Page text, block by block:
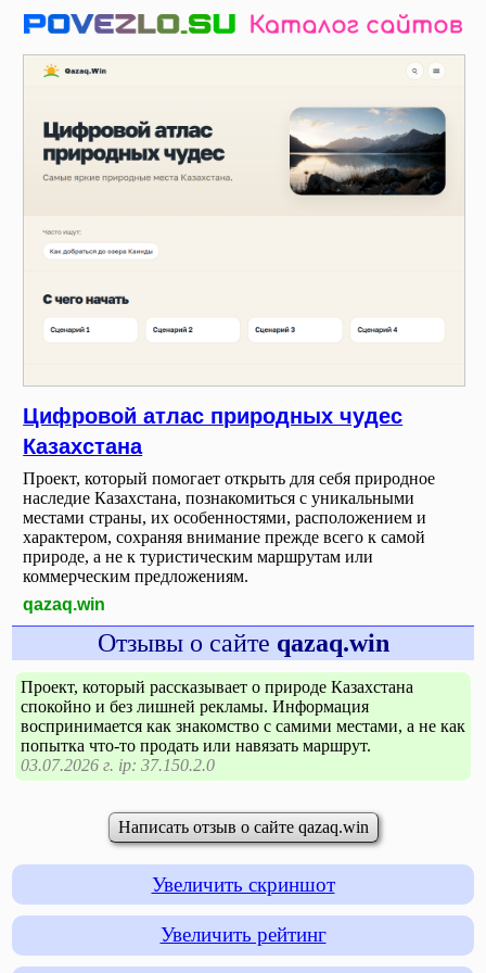
Цифровой атлас природных чудес
Казахстана
Проект, который помогает открыть для себя природное
наследие Казахстана, познакомиться с уникальными
местами страны, их особенностями, расположением и
характером, сохраняя внимание прежде всего к самой
природе, а не к туристическим маршрутам или
коммерческим предложениям.
qazaq.win
Отзывы о сайте qazaq.win
Проект, который рассказывает о природе Казахстана
спокойно и без лишней рекламы. Информация
воспринимается как знакомство с самими местами, а не как
попытка что-то продать или навязать маршрут.
03.07.2026 г. ip: 37.150.2.0
Написать отзыв о сайте qazaq.win
Увеличить скриншот
Увеличить рейтинг